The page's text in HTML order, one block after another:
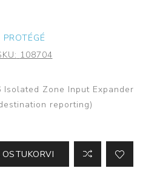
PROTÉGÉ
108704
Isolated Zone Input Expander
reporting)